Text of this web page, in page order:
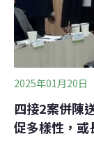
2025年01月20日
四接2案併陳
促多樣性，或